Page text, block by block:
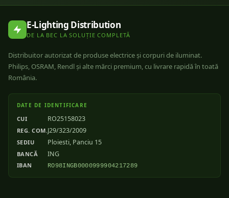
E-Lighting Distribution
DE LA BEC LA SOLUȚIE COMPLETĂ
Distribuitor autorizat de produse electrice și corpuri de iluminat.
Philips, OSRAM, Rendl și alte mărci premium, cu livrare rapidă în toată
România.
DATE DE IDENTIFICARE
CUI RO25158023
REG. COM.J29/323/2009
SEDIU Ploiesti, Panciu 15
BANCĂ ING
IBAN RO98INGB0000999904217289